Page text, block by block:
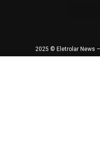
2025 © Eletrolar News